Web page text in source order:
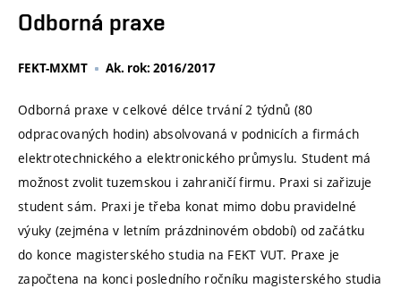
Odborná praxe
FEKT-MXMT Ak. rok: 2016/2017
Odborná praxe v celkové délce trvání 2 týdnů (80
odpracovaných hodin) absolvovaná v podnicích a firmách
elektrotechnického a elektronického průmyslu. Student má
možnost zvolit tuzemskou i zahraničí firmu. Praxi si zařizuje
student sám. Praxi je třeba konat mimo dobu pravidelné
výuky (zejména v letním prázdninovém období) od začátku
do konce magisterského studia na FEKT VUT. Praxe je
započtena na konci posledního ročníku magisterského studia